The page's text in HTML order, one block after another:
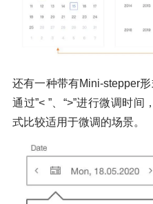
还有一种带有Mini-stepper
通过”< ”、“>”进行微调时间
式比较适用于微调的场景。